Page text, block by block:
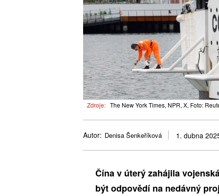
Zdroje: The New York Times, NPR, X, Foto:
Autor: Denisa Šenkeříková 1. dubna
Čína v úterý zahájila
být odpovědí na nedávný